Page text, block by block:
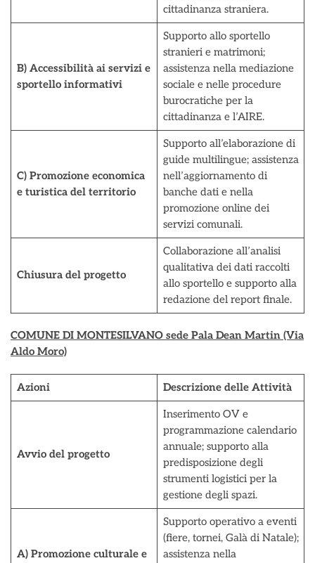
cittadinanza straniera.
B) Accessibilità ai servizi e
sportello informativi
Supporto allo sportello
stranieri e matrimoni;
assistenza nella mediazione
sociale e nelle procedure
burocratiche per la
cittadinanza e l’AIRE.
C) Promozione economica
e turistica del territorio
Supporto all’elaborazione di
guide multilingue; assistenza
nell’aggiornamento di
banche dati e nella
promozione online dei
servizi comunali.
Chiusura del progetto
Collaborazione all’analisi
qualitativa dei dati raccolti
allo sportello e supporto alla
redazione del report finale.
COMUNE DI MONTESILVANO sede Pala Dean Martin (Via
Aldo Moro)
Azioni Descrizione delle Attività
Avvio del progetto
Inserimento OV e
programmazione calendario
annuale; supporto alla
predisposizione degli
strumenti logistici per la
gestione degli spazi.
A) Promozione culturale e
Supporto operativo a eventi
(fiere, tornei, Galà di Natale);
assistenza nella